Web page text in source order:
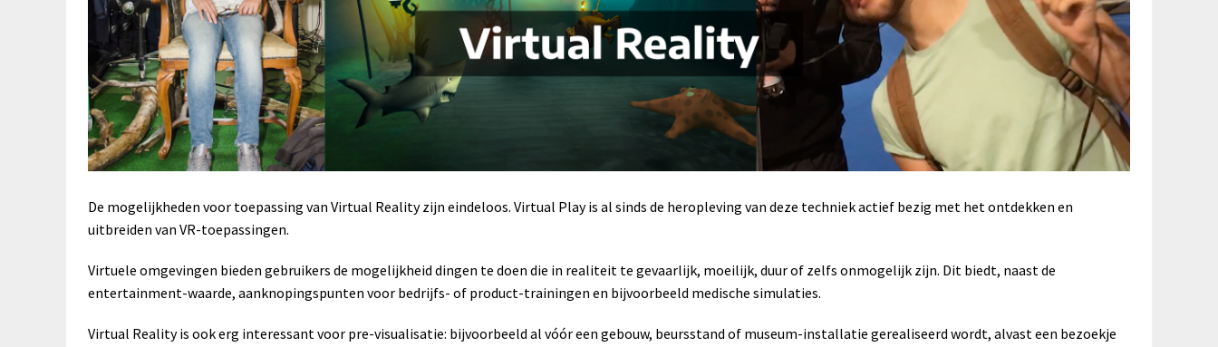
De mogelijkheden voor toepassing van Virtual Reality zijn eindeloos. Virtual Play is al sinds de heropleving van deze techniek actief bezig met het ontdekken en
uitbreiden van VR-toepassingen.
Virtuele omgevingen bieden gebruikers de mogelijkheid dingen te doen die in realiteit te gevaarlijk, moeilijk, duur of zelfs onmogelijk zijn. Dit biedt, naast de
entertainment-waarde, aanknopingspunten voor bedrijfs- of product-trainingen en bijvoorbeeld medische simulaties.
Virtual Reality is ook erg interessant voor pre-visualisatie: bijvoorbeeld al vóór een gebouw, beursstand of museum-installatie gerealiseerd wordt, alvast een bezoekje